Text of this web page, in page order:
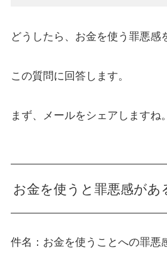
どうしたら、お金を使う罪悪感
この質問に回答します。
まず、メールをシェアしますね
お金を使うと罪悪感があ
件名：お金を使うことへの罪悪